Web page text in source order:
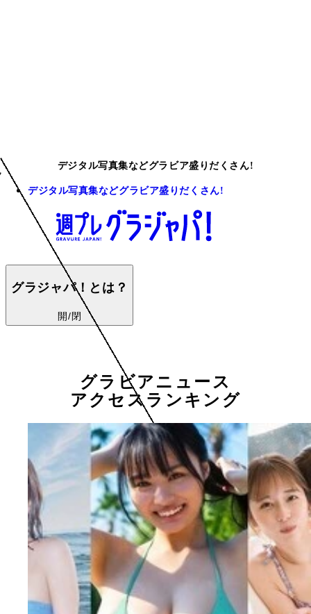
デジタル写真集などグラビア盛りだくさん!
デジタル写真集などグラビア盛りだくさん!
グラジャパ！とは？
開/閉
グラビアニュース
アクセスランキング